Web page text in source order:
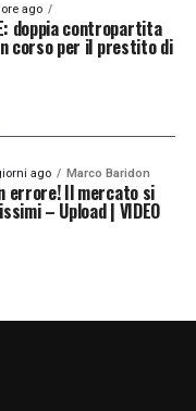
loro lavoro
Questo è un
accadrà
Nessun
esercito
ad
insensato. La
è la
Dicono di
Se domani
ciò
ore ago
doppia contropartita
corso per il prestito di
ago Marco Baridon
errore! Il mercato si
– Upload | VIDEO